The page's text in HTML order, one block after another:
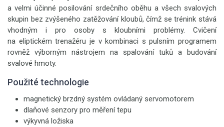
a velmi účinné posilování srdečního oběhu a všech svalových
skupin bez zvýšeného zatěžování kloubů, čímž se trénink stává
vhodným i pro osoby s kloubními problémy. Cvičení
na eliptickém trenažéru je v kombinaci s pulsním programem
rovněž výborným nástrojem na spalování tuků a budování
svalové hmoty.
Použité technologie
magnetický brzdný systém ovládaný servomotorem
dlaňové senzory pro měření tepu
výkyvná ložiska